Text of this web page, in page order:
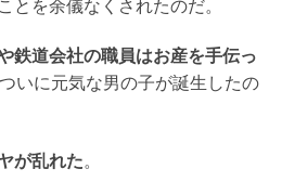
とを余儀なくされたのだ。
鉄道会社の職員はお産を手伝っ
いに元気な男の子が誕生したの
が乱れた。